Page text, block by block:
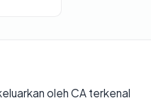
oleh CA terkenal